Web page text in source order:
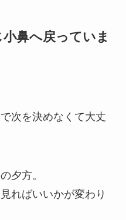
鼻へ戻っていま
次を決めなくて大丈
夕方。
ればいいかが変わり